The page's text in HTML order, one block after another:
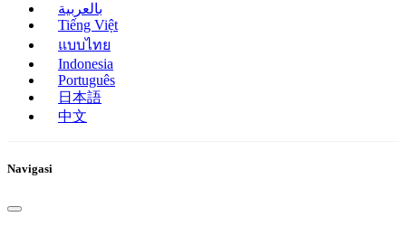
بالعربية
Tiếng Việt
แบบไทย
Indonesia
Português
日本語
中文
Navigasi